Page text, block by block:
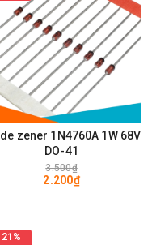
zener 1N4760A 1W 68V
DO-41
3.500₫
2.200₫
21%